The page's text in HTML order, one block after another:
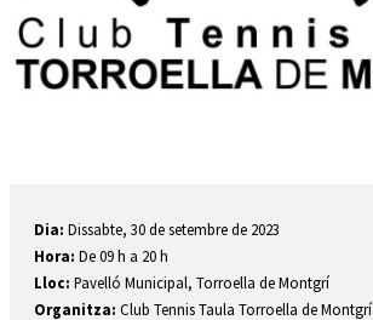
Dia: Dissabte, 30 de setembre de 2023
Hora: De 09 h a 20 h
Lloc: Pavelló Municipal, Torroella de Montgrí
Organitza: Club Tennis Taula Torroella de Montgrí